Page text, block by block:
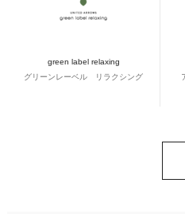
green label relaxing
グリーンレーベル リラクシング